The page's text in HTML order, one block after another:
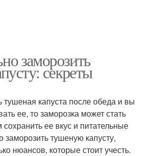
заморозить
секреты
тушеная капуста после обеда и вы
ее, то заморозка может стать
ее вкус и питательные
тушеную капусту,
нюансов, которые стоит учесть.